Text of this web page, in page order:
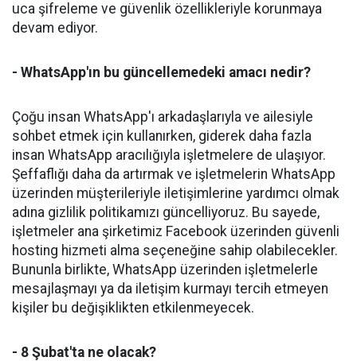
uca şifreleme ve güvenlik özellikleriyle korunmaya
devam ediyor.
- WhatsApp'ın bu güncellemedeki amacı nedir?
Çoğu insan WhatsApp'ı arkadaşlarıyla ve ailesiyle
sohbet etmek için kullanırken, giderek daha fazla
insan WhatsApp aracılığıyla işletmelere de ulaşıyor.
Şeffaflığı daha da artırmak ve işletmelerin WhatsApp
üzerinden müşterileriyle iletişimlerine yardımcı olmak
adına gizlilik politikamızı güncelliyoruz. Bu sayede,
işletmeler ana şirketimiz Facebook üzerinden güvenli
hosting hizmeti alma seçeneğine sahip olabilecekler.
Bununla birlikte, WhatsApp üzerinden işletmelerle
mesajlaşmayı ya da iletişim kurmayı tercih etmeyen
kişiler bu değişiklikten etkilenmeyecek.
- 8 Şubat'ta ne olacak?